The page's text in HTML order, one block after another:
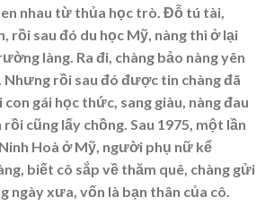
nhau từ thủa học trò. Đỗ tú tài,
rồi sau đó du học Mỹ, nàng thì ở lại
làng. Ra đi, chàng bảo nàng yên
Nhưng rồi sau đó được tin chàng đã
gái học thức, sang giàu, nàng đau
cũng lấy chồng. Sau 1975, một lần
Hoà ở Mỹ, người phụ nữ kể
biết cô sắp về thăm quê, chàng gửi
ngày xưa, vốn là bạn thân của cô.